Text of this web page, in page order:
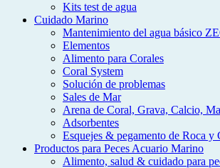
Kits test de agua
Cuidado Marino
Mantenimiento del agua básico
Elementos
Alimento para Corales
Coral System
Solución de problemas
Sales de Mar
Arena de Coral, Grava, Calcio,
Adsorbentes
Esquejes & pegamento de Roca y
Productos para Peces Acuario Marino
Alimento, salud & cuidado para